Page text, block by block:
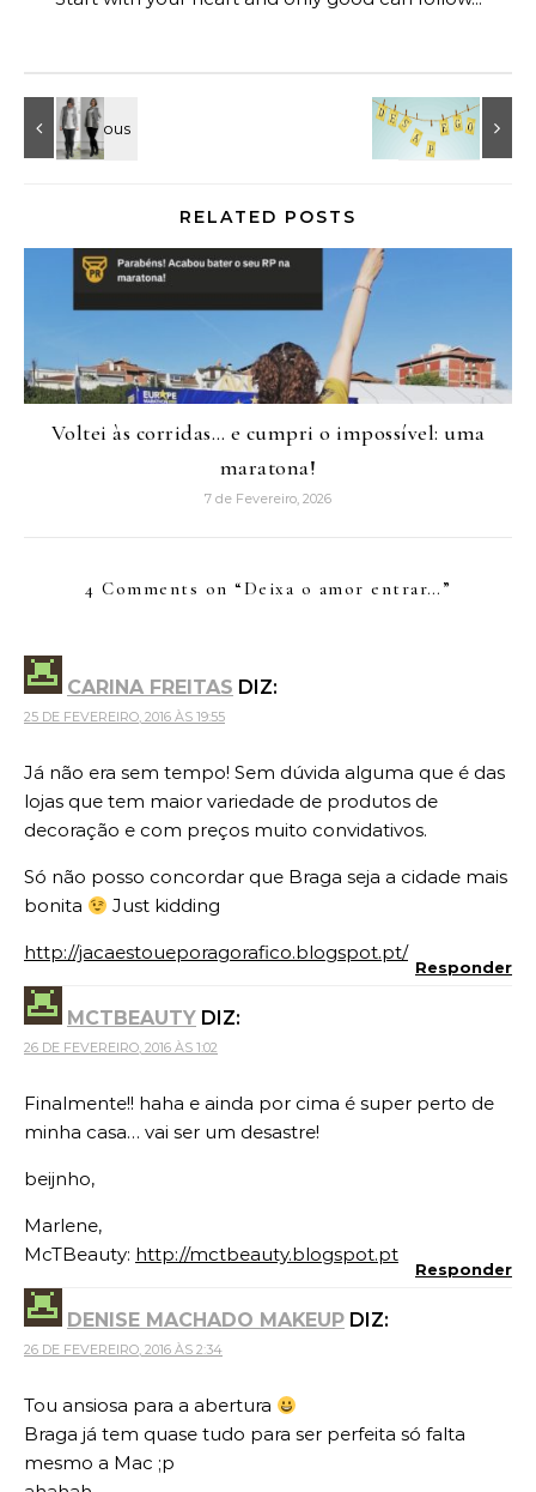
RELATED POSTS
Voltei às corridas… e cumpri o impossível: uma
maratona!
7 de Fevereiro, 2026
4 Comments on “ Deixa o amor entrar… ”
CARINA FREITAS DIZ:
25 DE FEVEREIRO, 2016 ÀS 19:55
Já não era sem tempo! Sem dúvida alguma que é das
lojas que tem maior variedade de produtos de
decoração e com preços muito convidativos.
Só não posso concordar que Braga seja a cidade mais
bonita
Just kidding
http://jacaestoueporagorafico.blogspot.pt/
Responder
MCTBEAUTY DIZ:
26 DE FEVEREIRO, 2016 ÀS 1:02
Finalmente!! haha e ainda por cima é super perto de
minha casa… vai ser um desastre!
beijnho,
Marlene,
McTBeauty: http://mctbeauty.blogspot.pt
Responder
DENISE MACHADO MAKEUP DIZ:
26 DE FEVEREIRO, 2016 ÀS 2:34
Tou ansiosa para a abertura
Braga já tem quase tudo para ser perfeita só falta
mesmo a Mac ;p